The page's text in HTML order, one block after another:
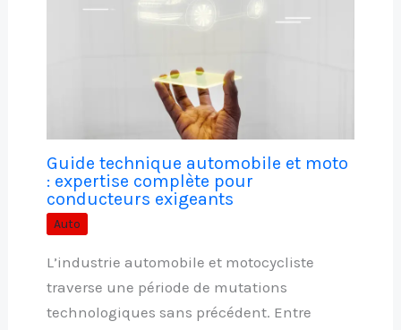
Guide technique automobile et moto
: expertise complète pour
conducteurs exigeants
Auto
L’industrie automobile et motocycliste
traverse une période de mutations
technologiques sans précédent. Entre